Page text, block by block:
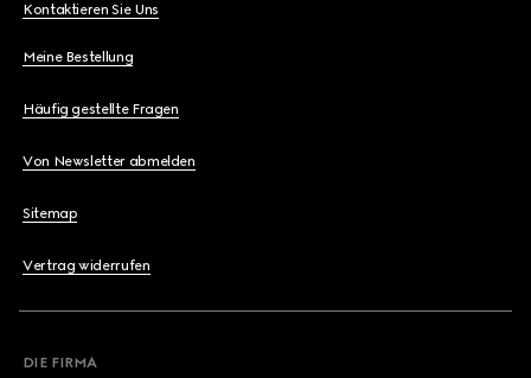
Kontaktieren Sie Uns
Meine Bestellung
Häufig gestellte Fragen
Von Newsletter abmelden
Sitemap
Vertrag widerrufen
DIE FIRMA